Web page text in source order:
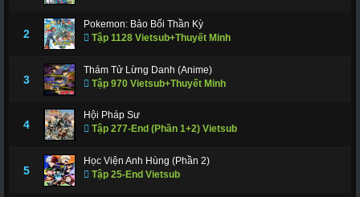
2
Pokemon: Bảo Bối Thần Kỳ
Tập 1128 Vietsub+Thuyết Minh
3
Thám Tử Lừng Danh (Anime)
Tập 970 Vietsub+Thuyết Minh
4
Hội Pháp Sư
Tập 277-End (Phần 1+2) Vietsub
5
Học Viện Anh Hùng (Phần 2)
Tập 25-End Vietsub